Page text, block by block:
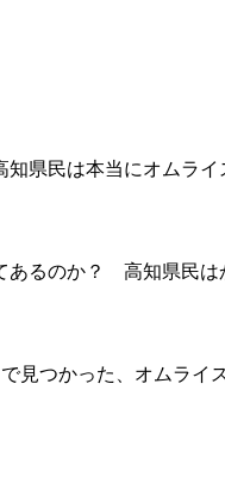
県民は本当にオムライ
あるのか？ 高知県民は
見つかった、オムライ